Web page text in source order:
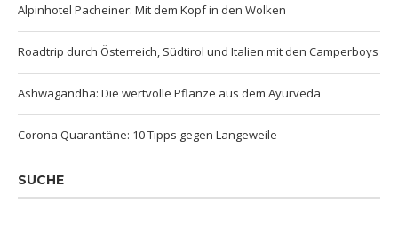
Alpinhotel Pacheiner: Mit dem Kopf in den Wolken
Roadtrip durch Österreich, Südtirol und Italien mit den Camperboys
Ashwagandha: Die wertvolle Pflanze aus dem Ayurveda
Corona Quarantäne: 10 Tipps gegen Langeweile
SUCHE